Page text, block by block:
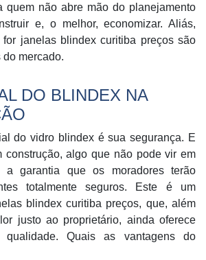
quem não abre mão do planejamento
e, o melhor, economizar. Aliás,
janelas blindex curitiba preços são
mercado.
DO BLINDEX NA
do vidro blindex é sua segurança. E
construção, algo que não pode vir em
a garantia que os moradores terão
totalmente seguros. Este é um
blindex curitiba preços, que, além
justo ao proprietário, ainda oferece
Quais as vantagens do